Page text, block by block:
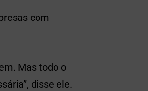
com
Mas todo o
disse ele.